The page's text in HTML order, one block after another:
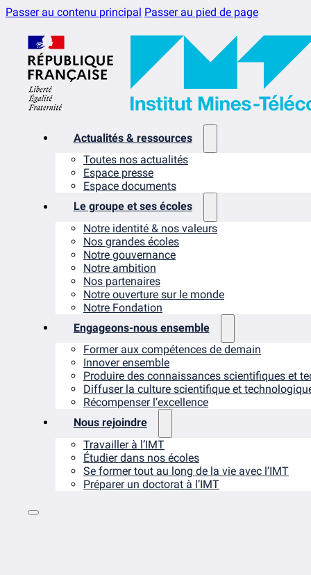
Passer au contenu principal Passer au pied de page
Actualités & ressources
Toutes nos actualités
Espace presse
Espace documents
Le groupe et ses écoles
Notre identité & nos valeurs
Nos grandes écoles
Notre gouvernance
Notre ambition
Nos partenaires
Notre ouverture sur le monde
Notre Fondation
Engageons-nous ensemble
Former aux compétences de demain
Innover ensemble
Produire des connaissances scientifiques et
Diffuser la culture scientifique et
Récompenser l’excellence
Nous rejoindre
Travailler à l’IMT
Étudier dans nos écoles
Se former tout au long de la vie avec l’IMT
Préparer un doctorat à l’IMT